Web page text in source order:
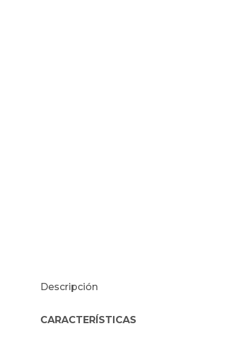
Descripción
CARACTERÍSTICAS